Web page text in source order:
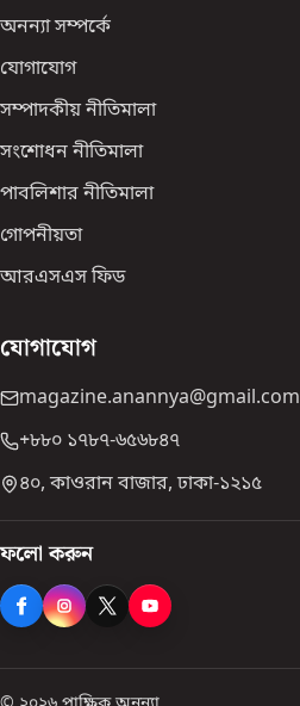
অনন্যা সম্পর্কে
যোগাযোগ
সম্পাদকীয় নীতিমালা
সংশোধন নীতিমালা
পাবলিশার নীতিমালা
গোপনীয়তা
আরএসএস ফিড
যোগাযোগ
magazine.anannya@gmail.com
+৮৮০ ১৭৮৭-৬৫৬৮৪৭
৪০, কাওরান বাজার, ঢাকা-১২১৫
ফলো করুন